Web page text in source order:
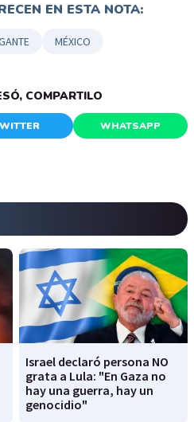
EN ESTA NOTA:
MÉXICO
COMPARTILO
WHATSAPP
Israel declaró persona NO
grata a Lula: "En Gaza no
hay una guerra, hay un
genocidio"